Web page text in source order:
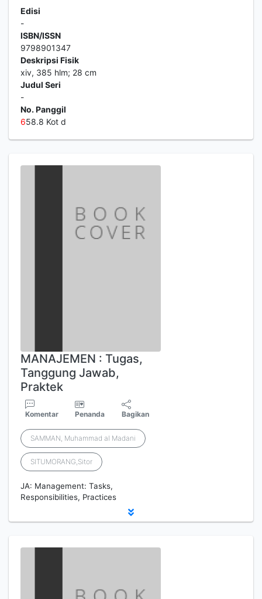
Edisi
-
ISBN/ISSN
9798901347
Deskripsi Fisik
xiv, 385 hlm; 28 cm
Judul Seri
-
No. Panggil
658.8 Kot d
MANAJEMEN : Tugas,
Tanggung Jawab,
Praktek
Komentar Penanda Bagikan
SAMMAN, Muhammad al Madani
SITUMORANG,Sitor
JA: Management: Tasks,
Responsibilities, Practices